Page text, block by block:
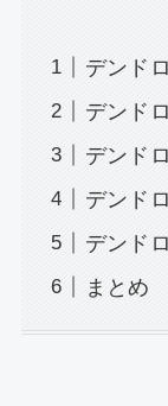
デンド
デンド
デンド
デンド
デンド
まとめ